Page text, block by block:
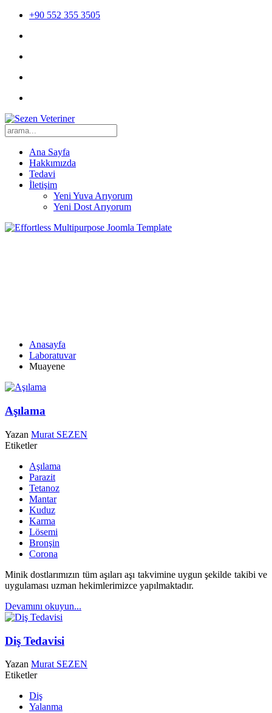
+90 552 355 3505
Ana Sayfa
Hakkımızda
Tedavi
İletişim
Yeni Yuva Arıyorum
Yeni Dost Arıyorum
Anasayfa
Laboratuvar
Muayene
Aşılama
Yazan Murat SEZEN
Etiketler
Aşılama
Parazit
Tetanoz
Mantar
Kuduz
Karma
Lösemi
Bronşin
Corona
Minik dostlarımızın tüm aşıları aşı takvimine uygun şekilde takibi ve
uygulaması uzman hekimlerimizce yapılmaktadır.
Devamını okuyun...
Diş Tedavisi
Yazan Murat SEZEN
Etiketler
Diş
Yalanma